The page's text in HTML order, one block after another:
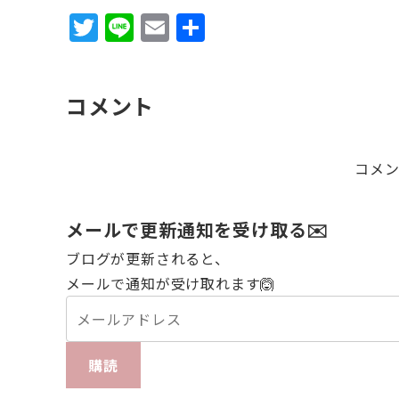
T
w
te
Li
n
E
m
コメント
コメ
メールで更新通知を受け取る✉️
ブログが更新されると、
メールで通知が受け取れます🙆
購読